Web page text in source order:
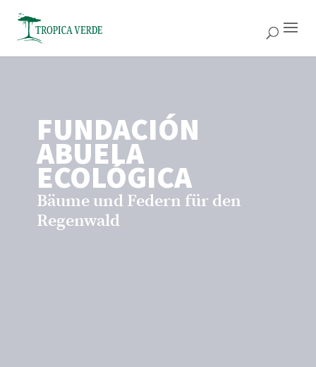
FUNDACIÓN
ABUELA
ECOLÓGICA
Bäume und Federn für den
Regenwald